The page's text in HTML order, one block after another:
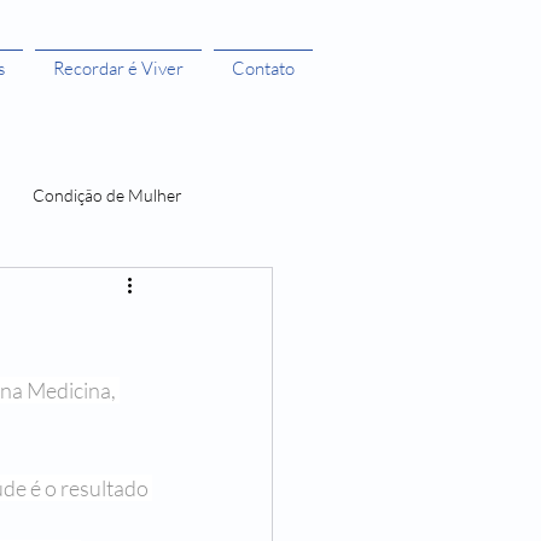
Recordar é Viver Contato
Condição de Mulher
A menstruação e seus Mitos
O Castelo dos Futuros
Medicina,
é o resultado